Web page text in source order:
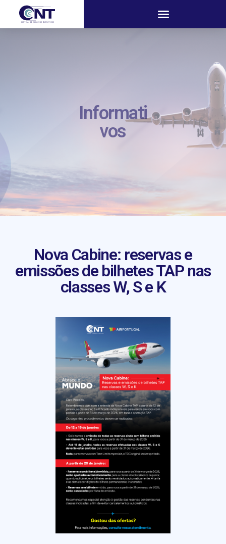
Informati
vos
Nova Cabine: reservas e
emissões de bilhetes TAP nas
classes W, S e K